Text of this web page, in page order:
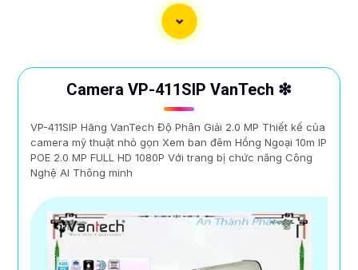
Camera VP-I4896VBP-A VanTech Thiết Kế Đẹp
Camera VP-I2696BP-A Hồng Ngoại(
Đầu Ghi Có Cổng HDMI 8K lưu trữ hình ảnh và video
chất lượng cao, đầu ghi này đem đến hình ảnh sắc nét,
chi tiết và phân giải cao, giúp bạn theo dõi mọi diễn
biến một cách rõ ràng và chính xác. Bên cạnh đó là
Camera VP-411SIP VanTech ❇
VP-411SIP Hãng VanTech Độ Phân Giải 2.0 MP Thiết kế của
camera mỹ thuật nhỏ gọn Xem ban đêm Hồng Ngoại 10m IP
POE 2.0 MP FULL HD 1080P Với trang bị chức năng Công
Nghệ AI Thông minh